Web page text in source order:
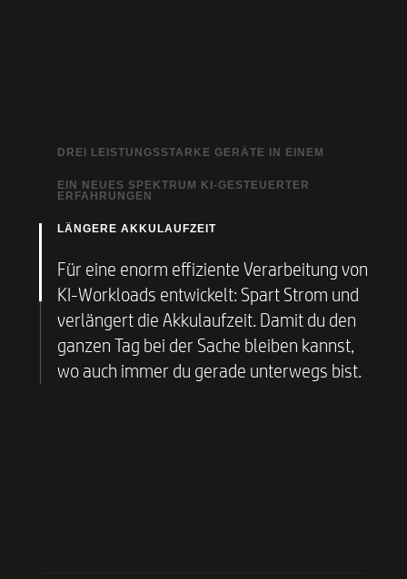
DREI LEISTUNGSSTARKE GERÄTE IN EINEM
NPU: *NEU* Dedizierte KI-Engine, optimiert
für effiziente KI-Verarbeitung
Leistung mit hoher Bandbreite
CPU: AMD Ryzen™-Prozessorkerne,
ausgelegt für reaktionsschnelle KI-
Beschleunigung​ ​ ​
EIN NEUES SPEKTRUM KI-GESTEUERTER
ERFAHRUNGEN
Mit KI-gestützten Videoanrufen,
dynamischem Erstellen von Notizen und
Präsentationen sowie einer wachsenden
Bibliothek generativer KI-Anwendungen​
bist du immer ganz vorne mit dabei.
LÄNGERE AKKULAUFZEIT
Für eine enorm effiziente Verarbeitung von
KI-Workloads entwickelt: Spart Strom und
verlängert die Akkulaufzeit. Damit du den
ganzen Tag bei der Sache bleiben kannst,
wo auch immer du gerade unterwegs bist.